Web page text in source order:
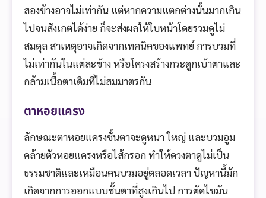
สองข้างอาจไม่เท่ากัน แต่หากความแตกต่างนั้นมากเกิน
ไปจนสังเกตได้ง่าย ก็จะส่งผลให้ใบหน้าโดยรวมดูไม่
สมดุล สาเหตุอาจเกิดจากเทคนิคของแพทย์ การบวมที่
ไม่เท่ากันในแต่ละข้าง หรือโครงสร้างกระดูกเบ้าตาและ
กล้ามเนื้อตาเดิมที่ไม่สมมาตรกัน
ตาหอยแครง
ลักษณะตาหอยแครงชั้นตาจะดูหนา ใหญ่ และบวมอูม
คล้ายตัวหอยแครงหรือไส้กรอก ทำให้ดวงตาดูไม่เป็น
ธรรมชาติและเหมือนคนบวมอยู่ตลอดเวลา ปัญหานี้มัก
เกิดจากการออกแบบชั้นตาที่สูงเกินไป การตัดไขมัน